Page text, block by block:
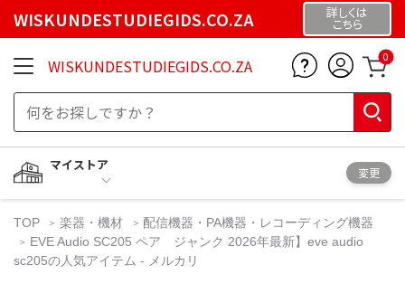
WISKUNDESTUDIEGIDS.CO.ZA 詳しくは
こちら
WISKUNDESTUDIEGIDS.CO.ZA 0
マイストア
変更
TOP 楽器・機材
配信機器・PA機器・レコーディング機器
EVE Audio SC205 ペア ジャンク 2026年最新】eve audio
sc205の人気アイテム - メルカリ